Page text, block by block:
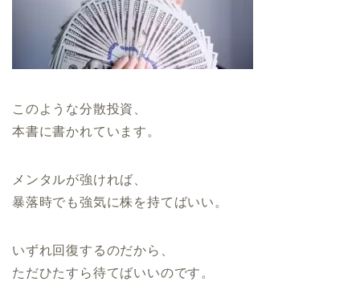
このような分散投資、
本書に書かれています。
メンタルが強ければ、
暴落時でも強気に株を持てばいい。
いずれ回復するのだから、
ただひたすら待てばいいのです。